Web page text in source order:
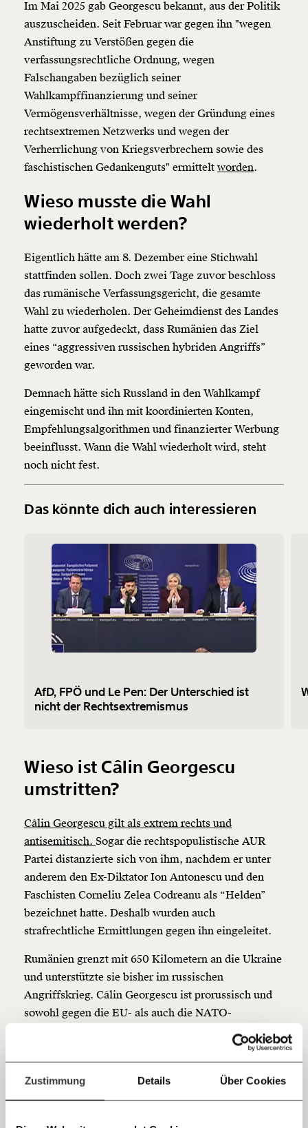
Zustimmung Details Über Cookies
Veränderung
beginnt mit Dir!
WerdeFördermitgliedund wir können gemeinsam
unsere Wirtschaft so gestalten, dass sie für alle
funktioniert. Unsere Recherchen sind für alle frei im
Netz. Unabhängig und werbefrei. Und das wird auch
so bleiben. Kämpf’ mit uns für den Fortschritt und
Du überweist lieber direkt?
Hier unsere IBAN: AT34 4300 0498 0007 6017
Kontoinhaber: Momentum Institut - Verein für
sozialen Fortschritt
Jetzt
einfach
teilen.
Im Mai 2025 gab Georgescu bekannt, aus der Politik
auszuscheiden. Seit Februar war gegen ihn "wegen
Anstiftung zu Verstößen gegen die
verfassungsrechtliche Ordnung, wegen
Falschangaben bezüglich seiner
Wahlkampffinanzierung und seiner
Vermögensverhältnisse, wegen der Gründung eines
rechtsextremen Netzwerks und wegen der
Verherrlichung von Kriegsverbrechern sowie des
faschistischen Gedankenguts" ermittelt worden.
Wieso musste die Wahl
wiederholt werden?
Eigentlich hätte am 8. Dezember eine Stichwahl
stattfinden sollen. Doch zwei Tage zuvor beschloss
das rumänische Verfassungsgericht, die gesamte
Wahl zu wiederholen. Der Geheimdienst des Landes
hatte zuvor aufgedeckt, dass Rumänien das Ziel
eines “aggressiven russischen hybriden Angriffs”
geworden war.
Demnach hätte sich Russland in den Wahlkampf
eingemischt und ihn mit koordinierten Konten,
Empfehlungsalgorithmen und finanzierter Werbung
beeinflusst. Wann die Wahl wiederholt wird, steht
noch nicht fest.
Das könnte dich auch interessieren
AfD, FPÖ und Le Pen: Der Unterschied ist
nicht der Rechtsextremismus
Wieso ist Câlin Georgescu
umstritten?
Câlin Georgescu gilt als extrem rechts und
antisemitisch. Sogar die rechtspopulistische AUR
Partei distanzierte sich von ihm, nachdem er unter
anderem den Ex-Diktator Ion Antonescu und den
Faschisten Corneliu Zelea Codreanu als “Helden”
bezeichnet hatte. Deshalb wurden auch
strafrechtliche Ermittlungen gegen ihn eingeleitet.
Rumänien grenzt mit 650 Kilometern an die Ukraine
und unterstützte sie bisher im russischen
Angriffskrieg. Câlin Georgescu ist prorussisch und
sowohl gegen die EU- als auch die NATO-
Mitgliedschaft Rumäniens. Über Putin sagte er
einmal, er sei “ein Mann, der sein Land liebt”. Auch
dem ungarischen Regierungschef Viktor Orbán hat
er Lob ausgesprochen.